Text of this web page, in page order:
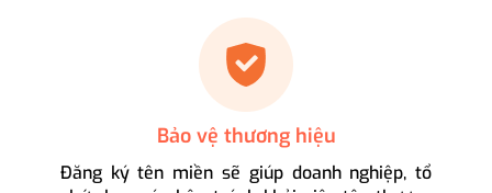
Bảo vệ thương hiệu
Đăng ký tên miền sẽ giúp doanh nghiệp, tổ